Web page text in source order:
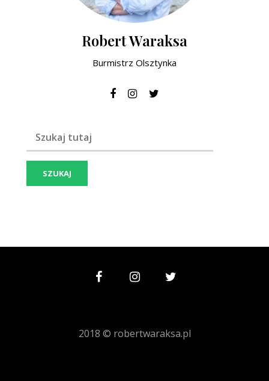
Robert Waraksa
Burmistrz Olsztynka
Szukaj frazy:
2018 © robertwaraksa.pl